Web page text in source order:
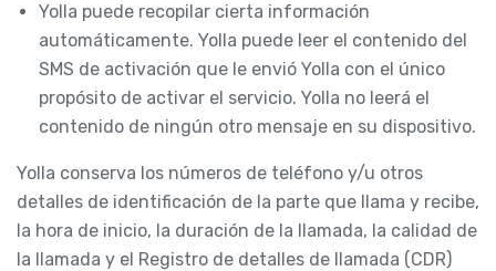
Yolla puede recopilar cierta información
automáticamente. Yolla puede leer el contenido del
SMS de activación que le envió Yolla con el único
propósito de activar el servicio. Yolla no leerá el
contenido de ningún otro mensaje en su dispositivo.
Yolla conserva los números de teléfono y/u otros
detalles de identificación de la parte que llama y recibe,
la hora de inicio, la duración de la llamada, la calidad de
la llamada y el Registro de detalles de llamada (CDR)